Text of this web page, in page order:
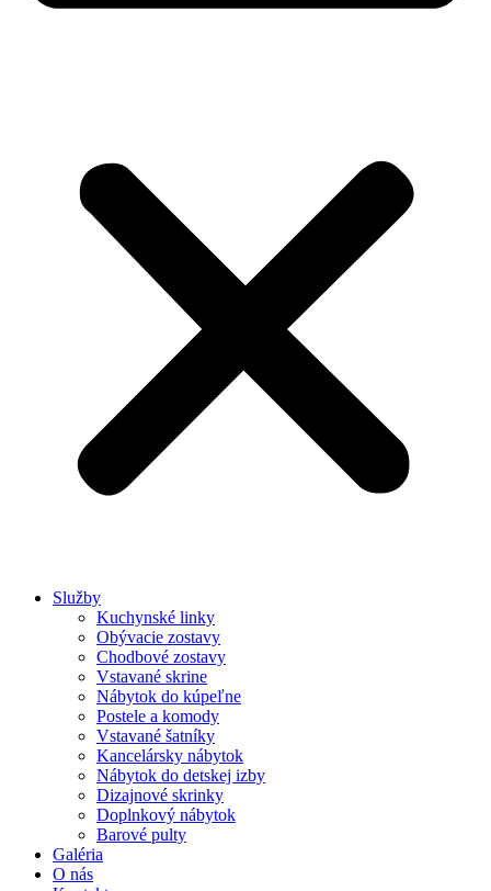
Služby
Kuchynské linky
Obývacie zostavy
Chodbové zostavy
Vstavané skrine
Nábytok do kúpeľne
Postele a komody
Vstavané šatníky
Kancelársky nábytok
Nábytok do detskej izby
Dizajnové skrinky
Doplnkový nábytok
Barové pulty
Galéria
O nás